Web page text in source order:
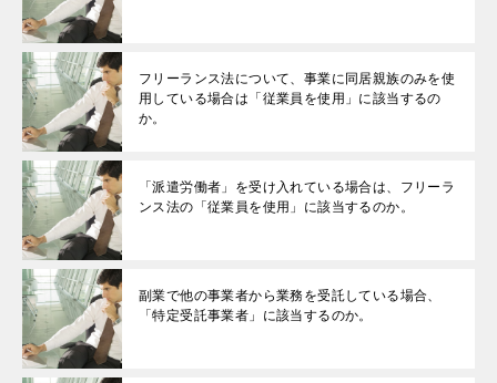
フリーランス法について、事業に同居親族のみを使
用している場合は「従業員を使用」に該当するの
か。
「派遣労働者」を受け入れている場合は、フリーラ
ンス法の「従業員を使用」に該当するのか。
副業で他の事業者から業務を受託している場合、
「特定受託事業者」に該当するのか。